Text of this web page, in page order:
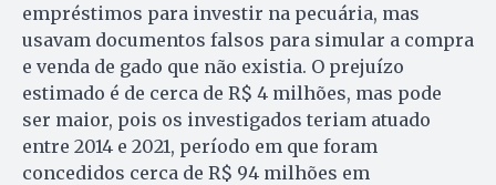
empréstimos para investir na pecuária, mas
usavam documentos falsos para simular a compra
e venda de gado que não existia. O prejuízo
estimado é de cerca de R$ 4 milhões, mas pode
ser maior, pois os investigados teriam atuado
entre 2014 e 2021, período em que foram
concedidos cerca de R$ 94 milhões em